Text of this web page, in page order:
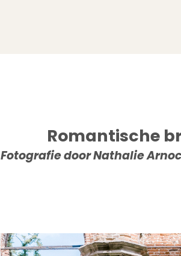
Romantische
Fotografie door Nathalie